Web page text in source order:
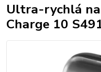
Ultra-rychlá
Charge 10